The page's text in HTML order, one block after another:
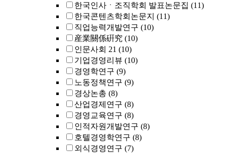
한국인사ㆍ조직학회 발표논문집 (11)
한국콘텐츠학회논문지 (11)
직업능력개발연구 (10)
産業關係硏究 (10)
인문사회 21 (10)
기업경영리뷰 (10)
경영학연구 (9)
노동정책연구 (9)
경상논총 (8)
산업경제연구 (8)
경영교육연구 (8)
인적자원개발연구 (8)
호텔경영학연구 (8)
외식경영연구 (7)